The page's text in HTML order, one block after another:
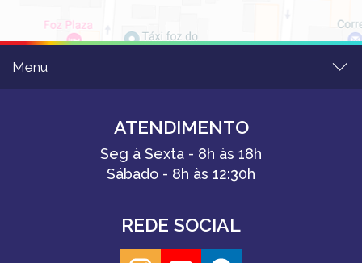
Menu
ATENDIMENTO
Seg à Sexta - 8h às 18h
Sábado - 8h às 12:30h
REDE SOCIAL